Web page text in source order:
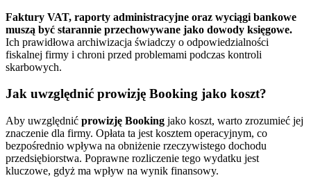
Faktury VAT, raporty administracyjne oraz wyciągi bankowe
muszą być starannie przechowywane jako dowody księgowe.
Ich prawidłowa archiwizacja świadczy o odpowiedzialności
fiskalnej firmy i chroni przed problemami podczas kontroli
skarbowych.
Jak uwzględnić prowizję Booking jako koszt?
Aby uwzględnić prowizję Booking jako koszt, warto zrozumieć jej
znaczenie dla firmy. Opłata ta jest kosztem operacyjnym, co
bezpośrednio wpływa na obniżenie rzeczywistego dochodu
przedsiębiorstwa. Poprawne rozliczenie tego wydatku jest
kluczowe, gdyż ma wpływ na wynik finansowy.